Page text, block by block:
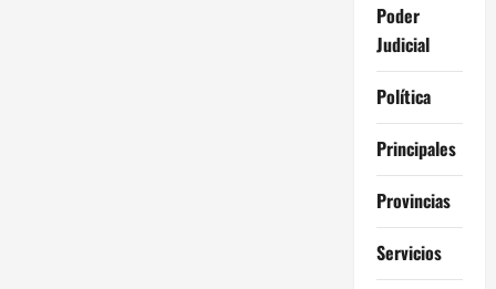
Poder
Judicial
Política
Principales
Provincias
Servicios